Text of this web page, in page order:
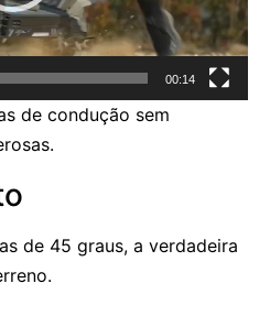
00:14
de condução sem
de 45 graus, a verdadeira